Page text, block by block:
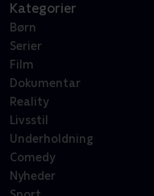
Kategorier
Børn
Serier
Film
Dokumentar
Reality
Livsstil
Underholdning
Comedy
Nyheder